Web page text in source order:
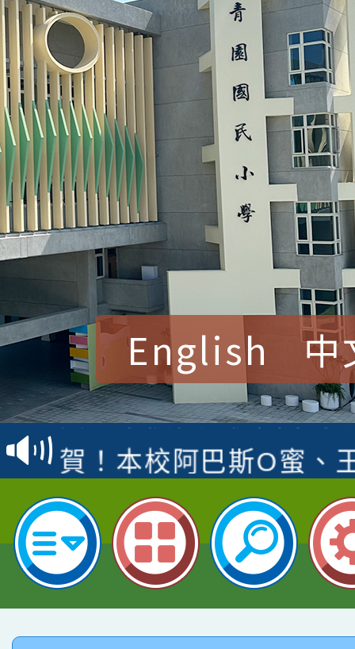
English 中
賀！本校參加桃園市中
賽 洪綺君教師榮獲社
名
賀！本校阿巴斯O蜜、
倩參加桃園市科展 國
名 指導老師王老師、
賀！本校四年二班張O
園市英語競賽國小朗讀
指導老師林老師
賀！本校參加桃園市中
賽 劉文瑛教師榮獲教
臺灣台語-第二名
賀！本校參與2026世
市賽榮獲科學小創客佳
賀！本校參加桃園市中